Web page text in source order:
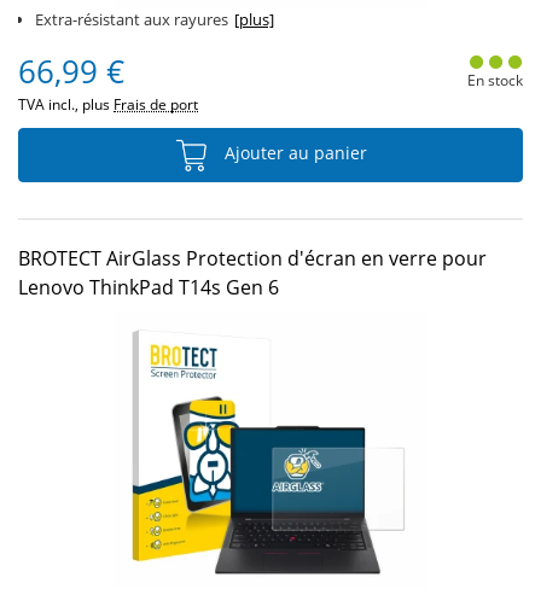
Extra-résistant aux rayures [plus]
66,99 €
TVA incl., plus Frais de port
En stock
Ajouter au panier
BROTECT AirGlass Protection d'écran en verre pour
Lenovo ThinkPad T14s Gen 6